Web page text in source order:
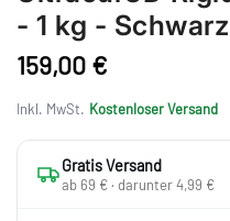
- 1 kg - Schwarz
159,00 €
Inkl. MwSt. Kostenloser Versand
Gratis Versand
ab 69 € · darunter 4,99 €